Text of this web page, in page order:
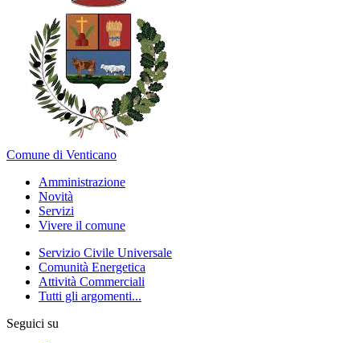
Comune di Venticano
Amministrazione
Novità
Servizi
Vivere il comune
Servizio Civile Universale
Comunità Energetica
Attività Commerciali
Tutti gli argomenti...
Seguici su